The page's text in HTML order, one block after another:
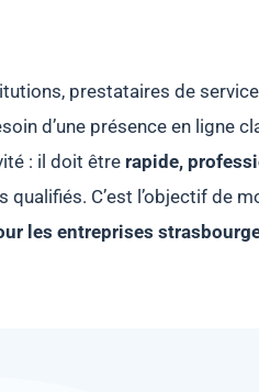
prestataires de
d’une présence en ligne
: il doit être rapide,
C’est l’objectif de
les entreprises